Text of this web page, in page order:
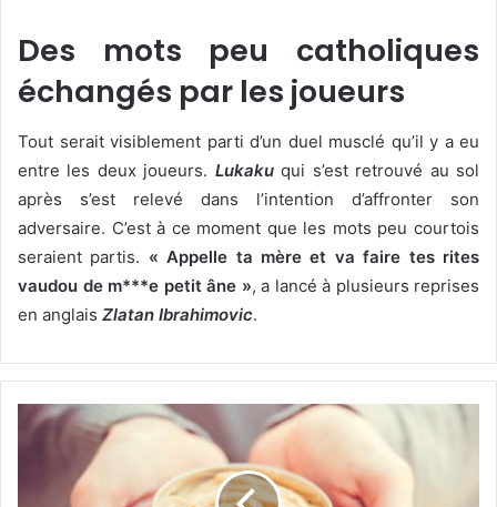
Des mots peu catholiques
échangés par les joueurs
Tout serait visiblement parti d’un duel musclé qu’il y a eu
entre les deux joueurs. Lukakuqui s’est retrouvé au sol
après s’est relevé dans l’intention d’affronter son
adversaire. C’est à ce moment que les mots peu courtois
seraient partis. « Appelle ta mère et va faire tes rites
vaudou de m***e petit âne », a lancé à plusieurs reprises
en anglais Zlatan Ibrahimovic.